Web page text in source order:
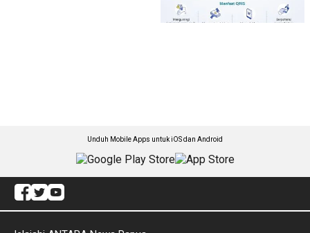
Unduh Mobile Apps untuk iOS dan Android